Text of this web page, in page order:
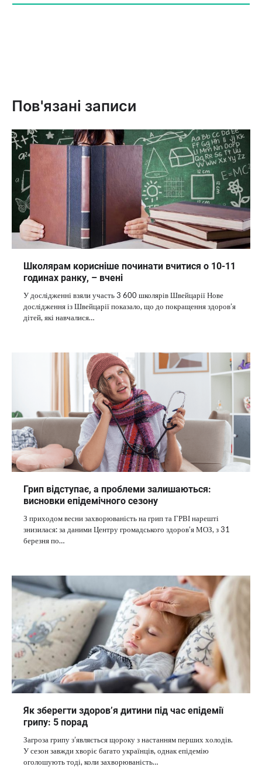
Пов'язані записи
Школярам корисніше починати вчитися о 10-11
годинах ранку, – вчені
У дослідженні взяли участь 3 600 школярів Швейцарії Нове
дослідження із Швейцарії показало, що до покращення здоров’я
дітей, які навчалися…
Грип відступає, а проблеми залишаються:
висновки епідемічного сезону
З приходом весни захворюваність на грип та ГРВІ нарешті
знизилася: за даними Центру громадського здоров’я МОЗ, з 31
березня по…
Як зберегти здоров’я дитини під час епідемії
грипу: 5 порад
Загроза грипу з’являється щороку з настанням перших холодів.
У сезон завжди хворіє багато українців, однак епідемію
оголошують тоді, коли захворюваність…